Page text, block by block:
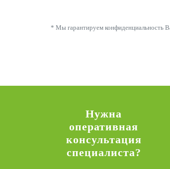
* Мы гарантируем конфиденциальность
Нужна
оперативная
консультация
специалиста?